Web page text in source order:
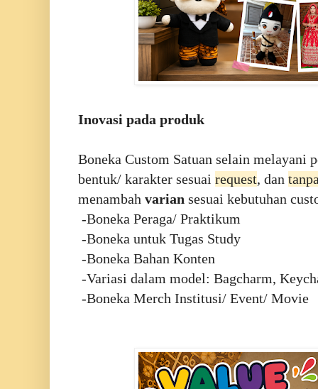
Inovasi pada produk
Boneka Custom Satuan selain melayani
bentuk/ karakter sesuai request, dan
menambah varian sesuai kebutuhan
-Boneka Peraga/ Praktikum
-Boneka untuk Tugas Study
-Boneka Bahan Konten
-Variasi dalam model: Bagcharm,
-Boneka Merch Institusi/ Event/ Movie